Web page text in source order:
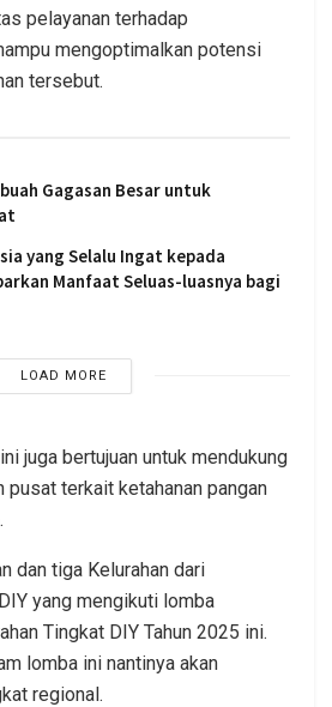
pelayanan terhadap
mengoptimalkan potensi
tersebut.
Gagasan Besar untuk
yang Selalu Ingat kepada
Manfaat Seluas-luasnya bagi
LOAD MORE
juga bertujuan untuk mendukung
pusat terkait ketahanan pangan
dan tiga Kelurahan dari
yang mengikuti lomba
Tingkat DIY Tahun 2025 ini.
lomba ini nantinya akan
regional.